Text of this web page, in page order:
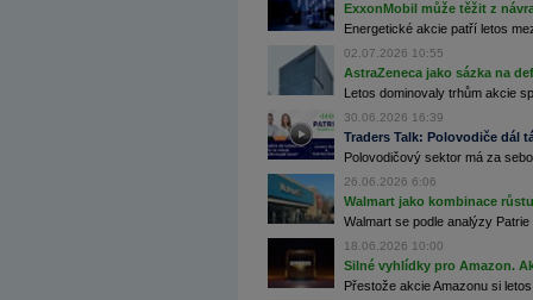
ExxonMobil může těžit z
Energetické akcie patří letos
02.07.2026 10:55
AstraZeneca jako sázka na
Letos dominovaly trhům akcie
30.06.2026 16:39
Traders Talk: Polovodiče dál
Polovodičový sektor má za
26.06.2026 6:06
Walmart jako kombinace
Walmart se podle analýzy
18.06.2026 10:00
Silné vyhlídky pro Amazon.
Přestože akcie Amazonu si